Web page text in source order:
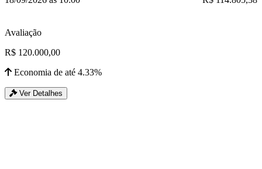
Avaliação
R$ 120.000,00
Economia de até 4.33%
Ver Detalhes